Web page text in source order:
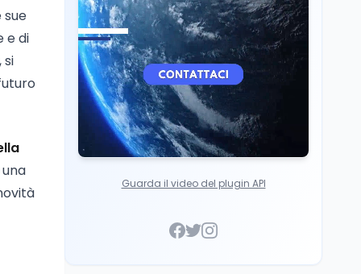
e di
si
CZ-75 era del nonno
Guarda il video del plugin API